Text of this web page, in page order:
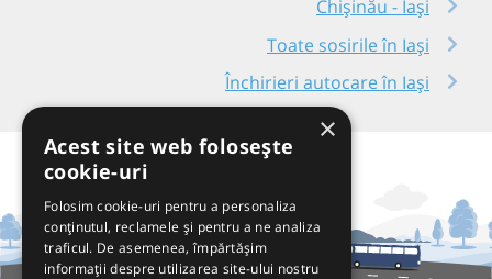
Chișinău - Iași
Toate sosirile în Iași
Închirieri autocare în Iași
×
Acest site web folosește
cookie-uri
Folosim cookie-uri pentru a personaliza
conținutul, reclamele și pentru a ne analiza
traficul. De asemenea, împărtășim
informații despre utilizarea site-ului nostru